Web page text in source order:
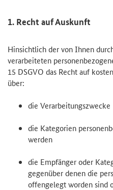
1. Recht auf Auskunft
Hinsichtlich der von Ihnen
verarbeiteten
15 DSGVO das Recht auf
über:
die Verarbeitungszwecke
die Kategorien
werden
die Empfänger oder
gegenüber denen die
offengelegt worden sind